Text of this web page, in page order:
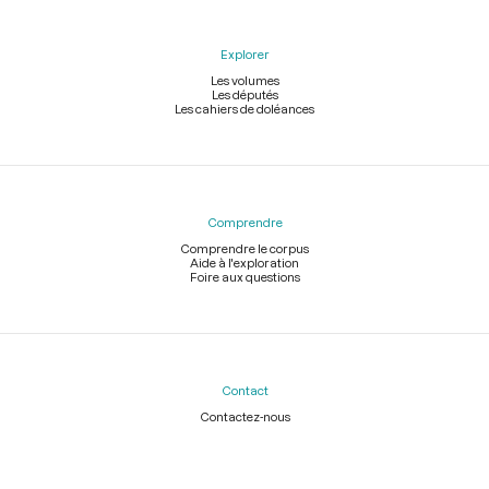
Explorer
Les volumes
Les députés
Les cahiers de doléances
Comprendre
Comprendre le corpus
Aide à l'exploration
Foire aux questions
Contact
Contactez-nous